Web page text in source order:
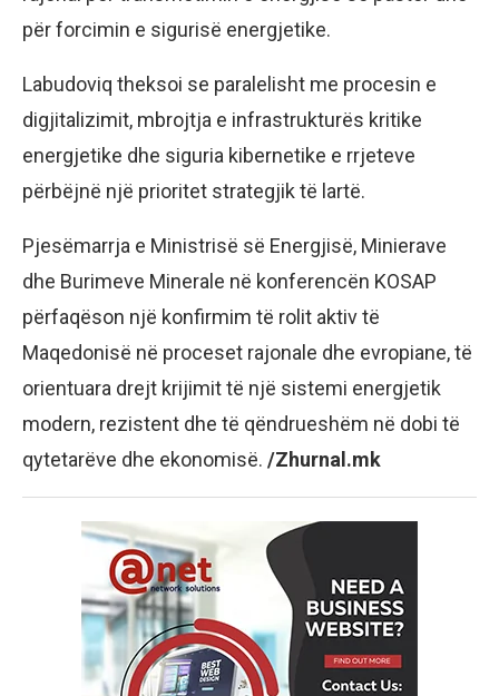
për forcimin e sigurisë energjetike.
Labudoviq theksoi se paralelisht me procesin e
digjitalizimit, mbrojtja e infrastrukturës kritike
energjetike dhe siguria kibernetike e rrjeteve
përbëjnë një prioritet strategjik të lartë.
Pjesëmarrja e Ministrisë së Energjisë, Minierave
dhe Burimeve Minerale në konferencën KOSAP
përfaqëson një konfirmim të rolit aktiv të
Maqedonisë në proceset rajonale dhe evropiane, të
orientuara drejt krijimit të një sistemi energjetik
modern, rezistent dhe të qëndrueshëm në dobi të
qytetarëve dhe ekonomisë. /Zhurnal.mk